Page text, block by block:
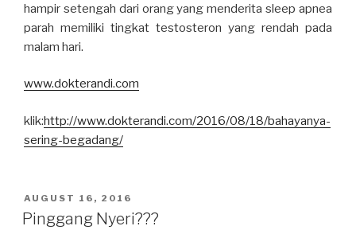
hampir setengah dari orang yang menderita sleep apnea
parah memiliki tingkat testosteron yang rendah pada
malam hari.
www.dokterandi.com
klik:http://www.dokterandi.com/2016/08/18/bahayanya-
sering-begadang/
POSTED
ON
AUGUST 16, 2016
Pinggang Nyeri???